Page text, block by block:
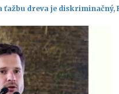
dreva je diskriminačný,